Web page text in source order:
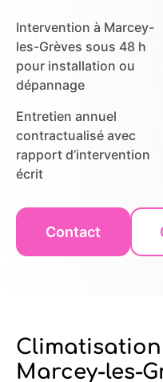
Intervention à Marcey-
les-Grèves sous 48 h
pour installation ou
dépannage
Entretien annuel
contractualisé avec
rapport d’intervention
écrit
Contact
Marcey-les-